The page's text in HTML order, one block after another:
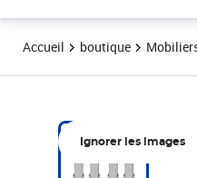
Accueil boutique
Ignorer les images